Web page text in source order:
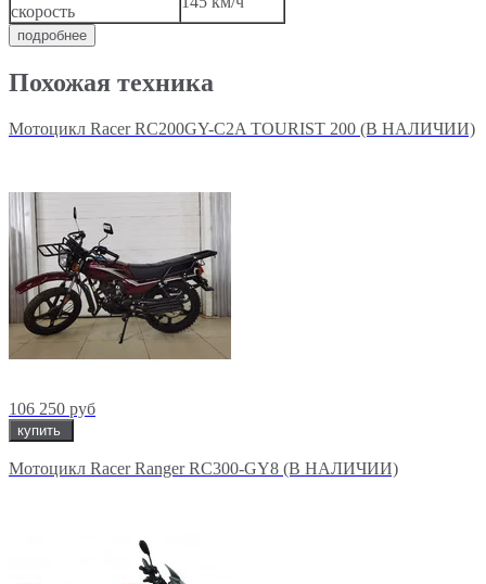
скорость
подробнее
Похожая техника
Мотоцикл Racer RC200GY-C2A TOURIST 200 (В НАЛИЧИИ)
106 250 руб
купить
Мотоцикл Racer Ranger RC300-GY8 (В НАЛИЧИИ)